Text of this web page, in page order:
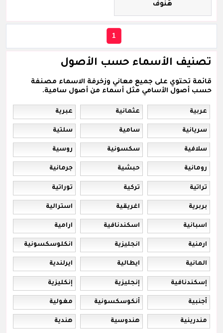
هَنُوف
1
تصنيف الأسماء حسب الأصول
قائمة تحتوي على جميع معاني وزخرفة الاسماء مصنفة
حسب أصول الأسامي مثل أسماء من أصول سامية.
عربية عثمانية عبرية
سريانية سامية سلتية
سلافية سكسونية روسية
رومانية حبشية جرمانية
تراتية تركية توراتية
بربرية اغريقية استرالية
اسبانية اسكندنافية ارامية
ارمنية انجليزية انكلوسكسونية
المانية ايطالية ايرلندية
إسكندنافية إنجليزية إنكليزية
أجنبية أنكوسكسونية مغولية
مندرينية هندوسية هندية